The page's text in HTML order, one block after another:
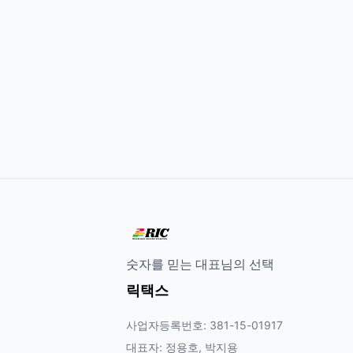
숫자를 믿는 대표님의 선택
릭택스
사업자등록번호: 381-15-01917
대표자: 정용호, 박지용